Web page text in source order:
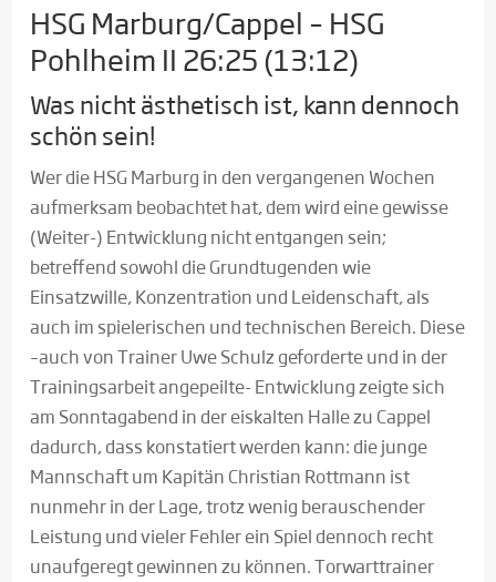
HSG Marburg/Cappel – HSG
Pohlheim II 26:25 (13:12)
Was nicht ästhetisch ist, kann dennoch
schön sein!
Wer die HSG Marburg in den vergangenen Wochen
aufmerksam beobachtet hat, dem wird eine gewisse
(Weiter-) Entwicklung nicht entgangen sein;
betreffend sowohl die Grundtugenden wie
Einsatzwille, Konzentration und Leidenschaft, als
auch im spielerischen und technischen Bereich. Diese
–auch von Trainer Uwe Schulz geforderte und in der
Trainingsarbeit angepeilte- Entwicklung zeigte sich
am Sonntagabend in der eiskalten Halle zu Cappel
dadurch, dass konstatiert werden kann: die junge
Mannschaft um Kapitän Christian Rottmann ist
nunmehr in der Lage, trotz wenig berauschender
Leistung und vieler Fehler ein Spiel dennoch recht
unaufgeregt gewinnen zu können. Torwarttrainer